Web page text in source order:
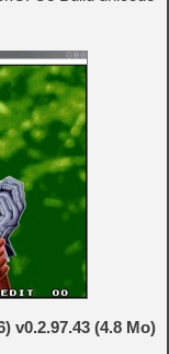
v0.2.97.43 (4.8 Mo)